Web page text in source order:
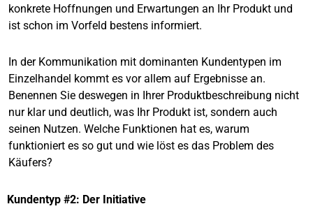
konkrete Hoffnungen und Erwartungen an Ihr Produkt und
ist schon im Vorfeld bestens informiert.
In der Kommunikation mit dominanten Kundentypen im
Einzelhandel kommt es vor allem auf Ergebnisse an.
Benennen Sie deswegen in Ihrer Produktbeschreibung nicht
nur klar und deutlich, was Ihr Produkt ist, sondern auch
seinen Nutzen. Welche Funktionen hat es, warum
funktioniert es so gut und wie löst es das Problem des
Käufers?
Kundentyp #2: Der Initiative